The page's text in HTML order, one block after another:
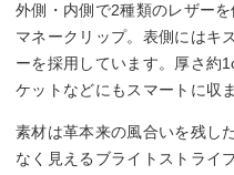
外側・内側で2種類のレザー
マネークリップ。表側にはキ
ーを採用しています。厚さ約
ケットなどにもスマートに収
素材は革本来の風合いを残し
なく見えるブライトストライ